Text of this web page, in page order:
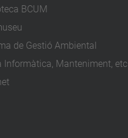
BCUM
de Gestió Ambiental
Informàtica, Manteniment, etc